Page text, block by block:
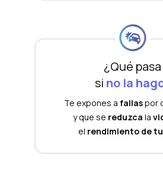
¿Qué pasa
si no la
Te expones a fallaspor
y que se reduzca la
el rendimiento de